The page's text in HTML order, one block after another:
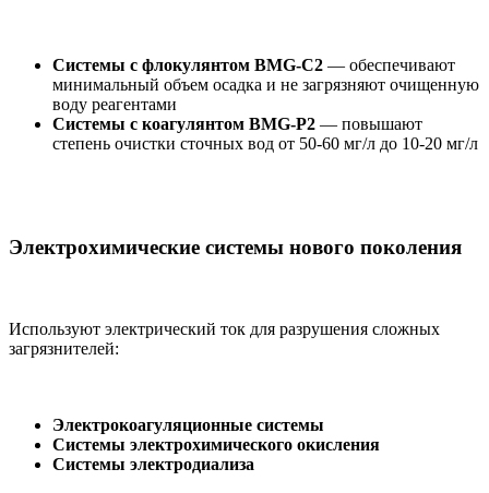
Системы с флокулянтом BMG-C2 — обеспечивают
минимальный объем осадка и не загрязняют очищенную
воду реагентами
Системы с коагулянтом BMG-P2 — повышают
степень очистки сточных вод от 50-60 мг/л до 10-20 мг/л
Электрохимические системы нового поколения
Используют электрический ток для разрушения сложных
загрязнителей:
Электрокоагуляционные системы
Системы электрохимического окисления
Системы электродиализа